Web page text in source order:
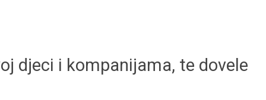
djeci i kompanijama, te dovele